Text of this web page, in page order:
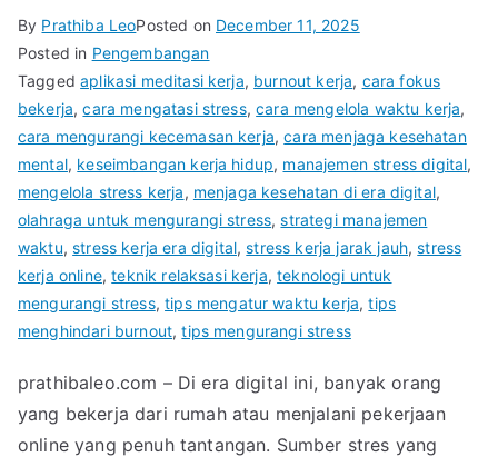
By Prathiba LeoPosted on December 11, 2025
Posted in Pengembangan
Taggedaplikasi meditasi kerja, burnout kerja, cara fokus
bekerja,cara mengatasi stress,cara mengelola waktu kerja,
cara mengurangi kecemasan kerja,cara menjaga kesehatan
mental, keseimbangan kerja hidup, manajemen stress digital,
mengelola stress kerja, menjaga kesehatan di era digital,
olahraga untuk mengurangi stress,strategi manajemen
waktu,stress kerja era digital,stress kerja jarak jauh,stress
kerja online,teknik relaksasi kerja,teknologi untuk
mengurangi stress,tips mengatur waktu kerja,tips
menghindari burnout,tips mengurangi stress
prathibaleo.com – Di era digital ini, banyak orang
yang bekerja dari rumah atau menjalani pekerjaan
online yang penuh tantangan. Sumber stres yang